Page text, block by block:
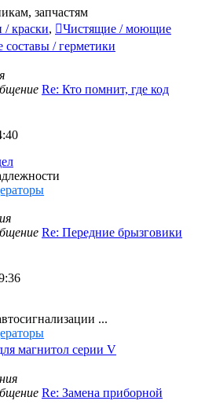
запчастям
/ краски,
Чистящие / моющие
составы / герметики
Re: Кто помнит, где код
Re: Передние брызговики
...
магнитол серии V
Re: Замена приборной